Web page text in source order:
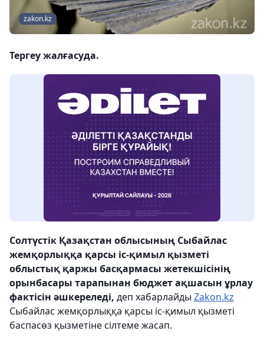
zakon.kz
Тергеу жалғасуда.
Солтүстік Қазақстан облысының Сыбайлас
жемқорлыққа қарсы іс-қимыл қызметі
облыстық қаржы басқармасы жетекшісінің
орынбасары тарапынан бюджет ақшасын ұрлау
фактісін әшкереледі, деп хабарлайды Zakon.kz
Сыбайлас жемқорлыққа қарсы іс-қимыл қызметі
баспасөз қызметіне сілтеме жасап.